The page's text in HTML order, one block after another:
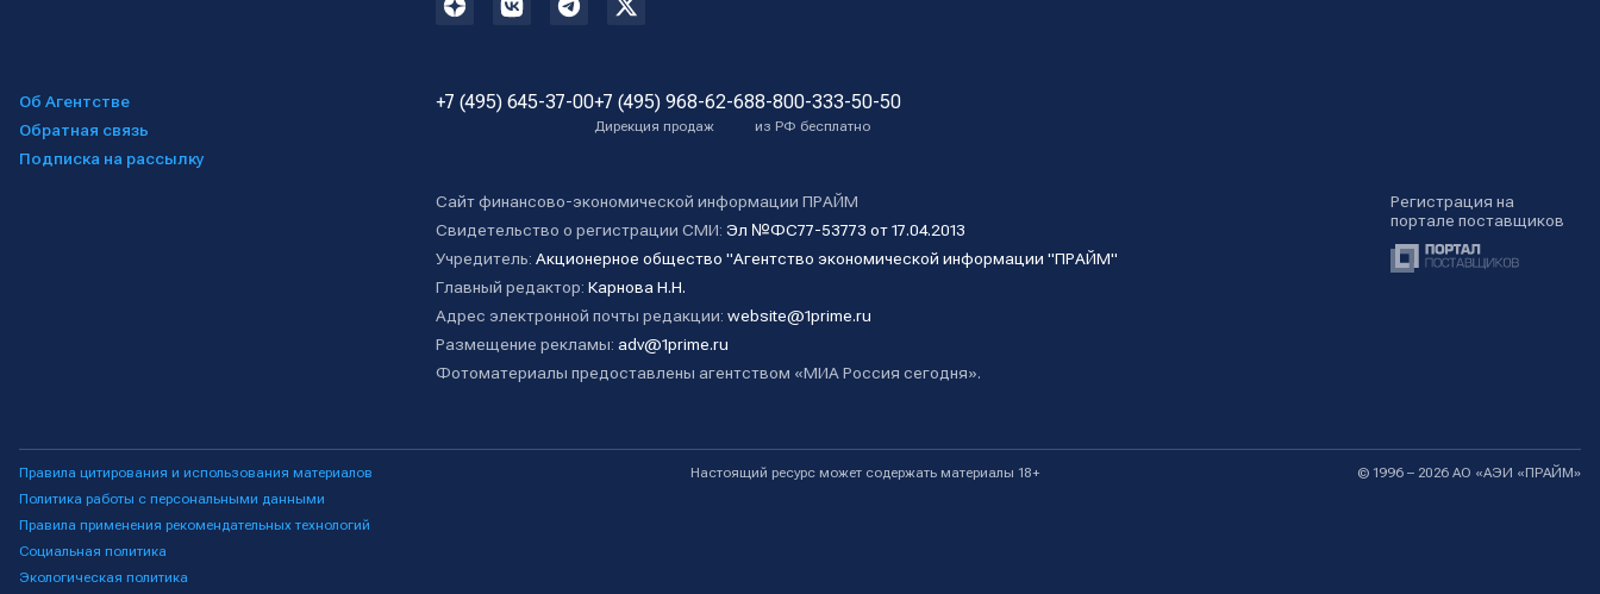
Об Агентстве
Обратная связь
Подписка на рассылку
+7 (495) 645-37-00+7 (495) 968-62-68
Дирекция продаж
8-800-333-50-50
из РФ бесплатно
Сайт финансово-экономической информации ПРАЙМ
Свидетельство о регистрации СМИ: Эл №ФС77-53773 от 17.04.2013
Учредитель: Акционерное общество "Агентство экономической информации "ПРАЙМ"
Главный редактор: Карнова Н.Н.
Адрес электронной почты редакции: website@1prime.ru
Размещение рекламы: adv@1prime.ru
Фотоматериалы предоставлены агентством «МИА Россия сегодня».
Регистрация на
портале поставщиков
Правила цитирования и использования материалов
Политика работы с персональными данными
Правила применения рекомендательных технологий
Социальная политика
Экологическая политика
Настоящий ресурс может содержать материалы 18+ © 1996 – 2026 АО «АЭИ «ПРАЙМ»